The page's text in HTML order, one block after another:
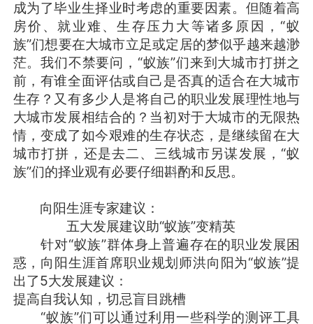
成为了毕业生择业时考虑的重要因素。但随着高
房价、就业难、生存压力大等诸多原因，“蚁
族”们想要在大城市立足或定居的梦似乎越来越渺
茫。我们不禁要问，“蚁族”们来到大城市打拼之
前，有谁全面评估或自己是否真的适合在大城市
生存？又有多少人是将自己的职业发展理性地与
大城市发展相结合的？当初对于大城市的无限热
情，变成了如今艰难的生存状态，是继续留在大
城市打拼，还是去二、三线城市另谋发展，“蚁
族”们的择业观有必要仔细斟酌和反思。
向阳生涯专家建议：
五大发展建议助“蚁族”变精英
针对“蚁族”群体身上普遍存在的职业发展困
惑，向阳生涯首席职业规划师洪向阳为“蚁族”提
出了5大发展建议：
提高自我认知，切忌盲目跳槽
“蚁族”们可以通过利用一些科学的测评工具